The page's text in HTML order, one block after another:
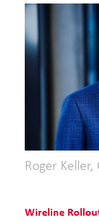
Roger Keller,
Wireline